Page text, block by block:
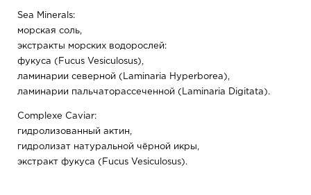
Sea Minerals:
морская соль,
экстракты морских водорослей:
фукуса (Fucus Vesiculosus),
ламинарии северной (Laminaria Hyperborea),
ламинарии пальчаторассеченной (Laminaria Digitata).
Complexe Caviar:
гидролизованный актин,
гидролизат натуральной чёрной икры,
экстракт фукуса (Fucus Vesiculosus).